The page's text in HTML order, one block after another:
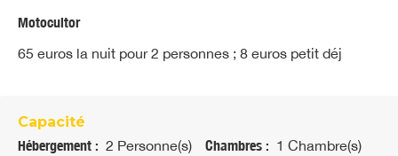
Motocultor
65 euros la nuit pour 2 personnes ; 8 euros petit déj
Capacité
Hébergement : 2 Personne(s) Chambres : 1 Chambre(s)